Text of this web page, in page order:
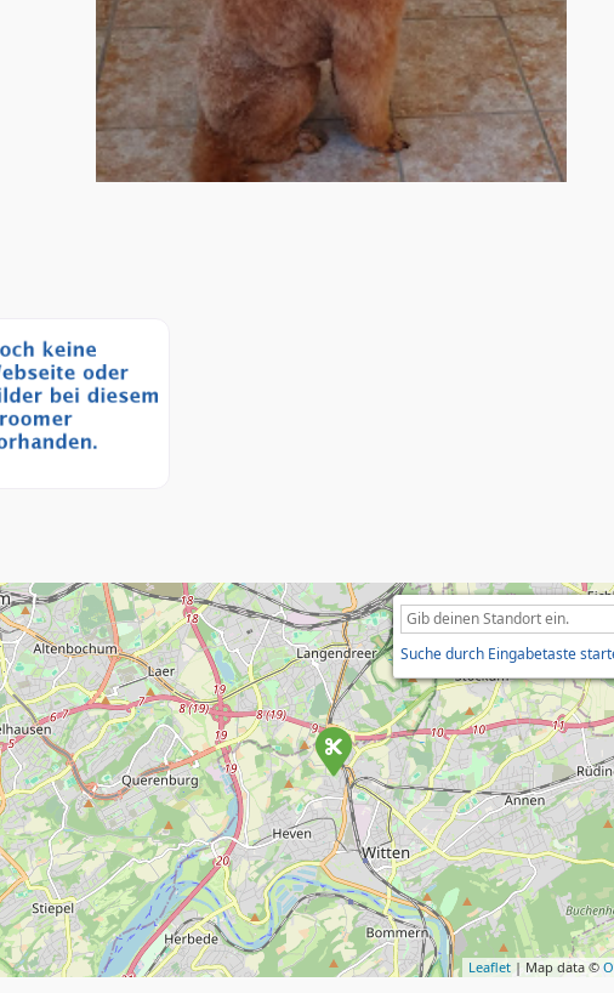
Suche durch Eingabetaste
Leaflet | Map data ©